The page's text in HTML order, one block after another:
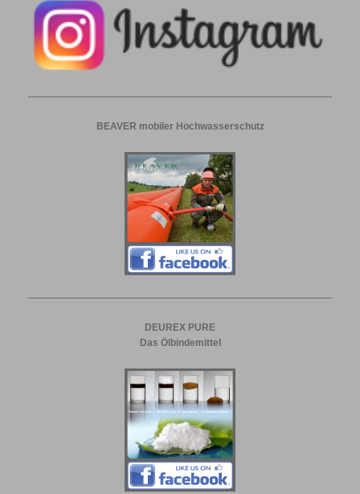
BEAVER mobiler Hochwasserschutz
DEUREX PURE
Das Ölbindemittel